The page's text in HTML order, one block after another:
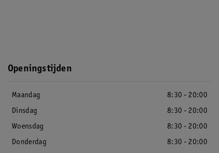
Openingstijden
Maandag
8:30 - 20:00
Dinsdag
8:30 - 20:00
Woensdag
8:30 - 20:00
Donderdag
8:30 - 20:00